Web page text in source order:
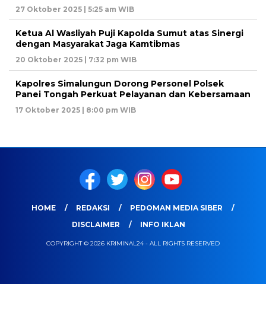
27 Oktober 2025 | 5:25 am WIB
Ketua Al Wasliyah Puji Kapolda Sumut atas Sinergi
dengan Masyarakat Jaga Kamtibmas
20 Oktober 2025 | 7:32 pm WIB
Kapolres Simalungun Dorong Personel Polsek
Panei Tongah Perkuat Pelayanan dan Kebersamaan
17 Oktober 2025 | 8:00 pm WIB
HOME REDAKSI
PEDOMAN MEDIA SIBER
DISCLAIMER
INFO IKLAN
COPYRIGHT © 2026 KRIMINAL24 - ALL RIGHTS RESERVED